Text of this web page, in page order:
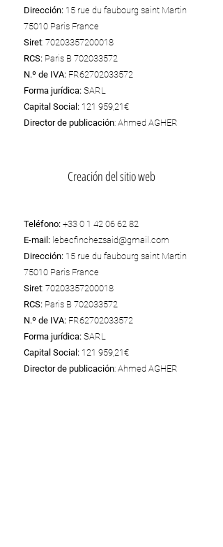
Dirección: 15 rue du faubourg saint Martin
75010 Paris France
Siret: 70203357200018
RCS: Paris B 702033572
N.º de IVA: FR62702033572
Forma jurídica: SARL
Capital Social: 121 959,21€
Director de publicación: Ahmed AGHER
Creación del sitio web
Teléfono: +33 0 1 42 06 62 82
E-mail: lebecfinchezsaid@gmail.com
Dirección: 15 rue du faubourg saint Martin
75010 Paris France
Siret: 70203357200018
RCS: Paris B 702033572
N.º de IVA: FR62702033572
Forma jurídica: SARL
Capital Social: 121 959,21€
Director de publicación: Ahmed AGHER